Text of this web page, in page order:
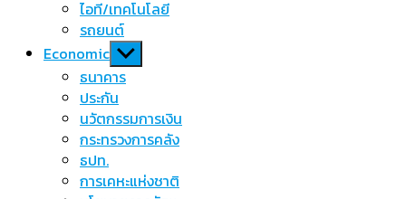
ไอที/เทคโนโลยี
รถยนต์
Economic Show
sub
menu
ธนาคาร
ประกัน
นวัตกรรมการเงิน
กระทรวงการคลัง
ธปท.
การเคหะแห่งชาติ